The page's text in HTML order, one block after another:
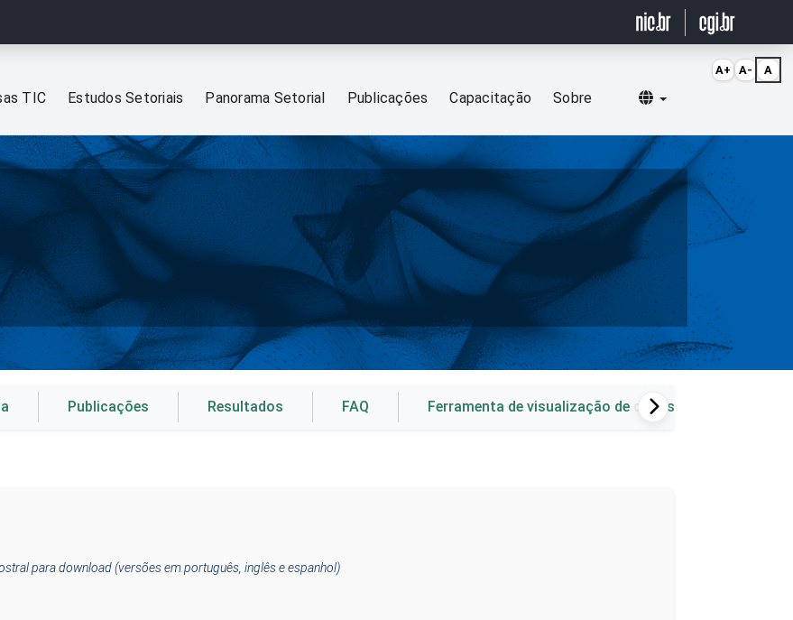
TIC Estudos Setoriais Panorama Setorial Publicações Capacitação Sobre Selecionar idioma
Publicações Resultados FAQ Ferramenta de visualização de dados
para download (versões em português, inglês e espanhol)
A+ A- A